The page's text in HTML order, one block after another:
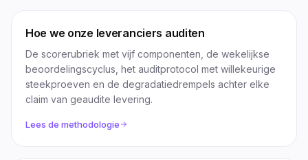
Hoe we onze leveranciers auditen
De scorerubriek met vijf componenten, de wekelijkse
beoordelingscyclus, het auditprotocol met willekeurige
steekproeven en de degradatiedrempels achter elke
claim van geaudite levering.
Lees de methodologie